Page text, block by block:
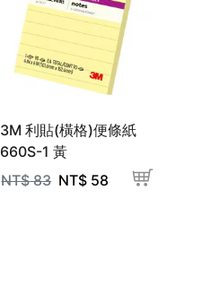
3M 利貼(橫格)便條紙
660S-1 黃
NT$83 NT$ 58